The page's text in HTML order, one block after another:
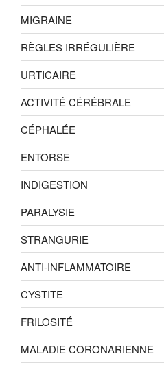
MIGRAINE
RÈGLES IRRÉGULIÈRE
URTICAIRE
ACTIVITÉ CÉRÉBRALE
CÉPHALÉE
ENTORSE
INDIGESTION
PARALYSIE
STRANGURIE
ANTI-INFLAMMATOIRE
CYSTITE
FRILOSITÉ
MALADIE CORONARIENNE